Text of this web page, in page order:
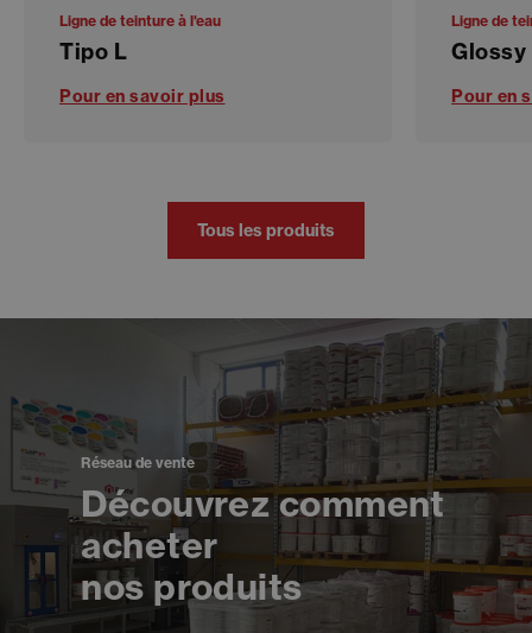
Ligne de teinture à l'eau
Tipo L
Pour en savoir plus
Ligne de
Glossy
Pour en
Tous les produits
Réseau de vente
Découvrez comment
acheter
nos produits